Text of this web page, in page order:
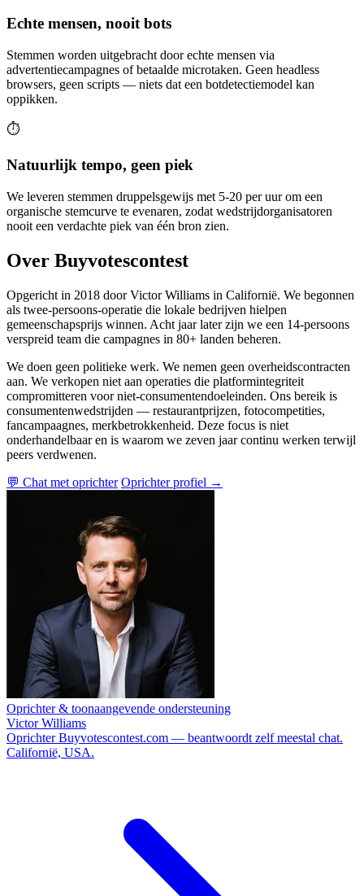
Echte mensen, nooit bots
Stemmen worden uitgebracht door echte mensen via
advertentiecampagnes of betaalde microtaken. Geen headless
browsers, geen scripts — niets dat een botdetectiemodel kan
oppikken.
⏱️
Natuurlijk tempo, geen piek
We leveren stemmen druppelsgewijs met 5-20 per uur om een
organische stemcurve te evenaren, zodat wedstrijdorganisatoren
nooit een verdachte piek van één bron zien.
Over Buyvotescontest
Opgericht in 2018 door Victor Williams in Californië. We begonnen
als twee-persoons-operatie die lokale bedrijven hielpen
gemeenschapsprijs winnen. Acht jaar later zijn we een 14-persoons
verspreid team die campagnes in 80+ landen beheren.
We doen geen politieke werk. We nemen geen overheidscontracten
aan. We verkopen niet aan operaties die platformintegriteit
compromitteren voor niet-consumentendoeleinden. Ons bereik is
consumentenwedstrijden — restaurantprijzen, fotocompetities,
fancampaagnes, merkbetrokkenheid. Deze focus is niet
onderhandelbaar en is waarom we zeven jaar continu werken terwijl
peers verdwenen.
💬 Chat met oprichter Oprichter profiel →
Oprichter & toonaangevende ondersteuning
Victor Williams
Oprichter Buyvotescontest.com — beantwoordt zelf meestal chat.
Californië, USA.